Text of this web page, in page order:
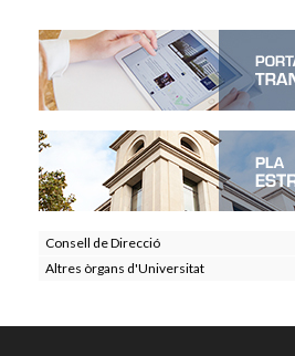
Consell de Direcció
Altres òrgans d'Universitat